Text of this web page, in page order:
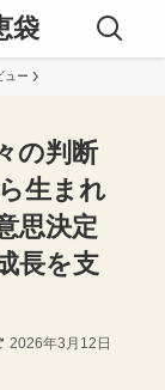
袋
ュー
の判断
生まれ
思決定
長を支
2026年3月12日